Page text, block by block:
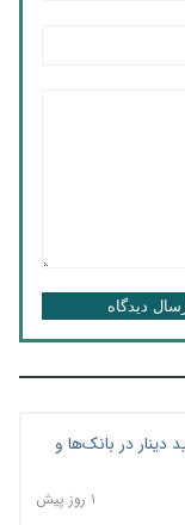
دیدگاه
دینار در بانک‌ها و
۱ روز پیش